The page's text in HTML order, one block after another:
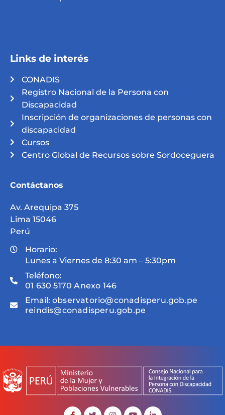
Links de interés
CONADIS
Registro Nacional de la Persona con
Discapacidad
Inscripción de organizaciones de personas con
discapacidad
Cursos
Centro Global de Recursos sobre Sordoceguera
Contáctanos
Av. Arequipa 375
Lima 15046
Perú
Horario:
Lunes a Viernes de 8:30 am – 5:30pm
Teléfono:
01 630 5170 Anexo 146
Email: observatorio@conadisperu.gob.pe
reindis@conadisperu.gob.pe